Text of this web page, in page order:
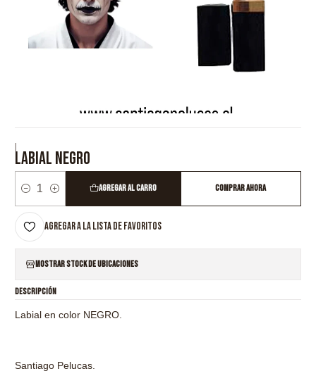
|
LABIAL NEGRO
Cantidad
Agregar al Carro Comprar ahora
Agregar a la lista de favoritos
Mostrar stock de ubicaciones
DESCRIPCIÓN
Labial en color NEGRO.
Santiago Pelucas.